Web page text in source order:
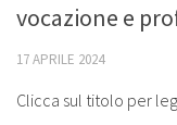
vocazione e
17 APRILE 2024
Clicca sul titolo per